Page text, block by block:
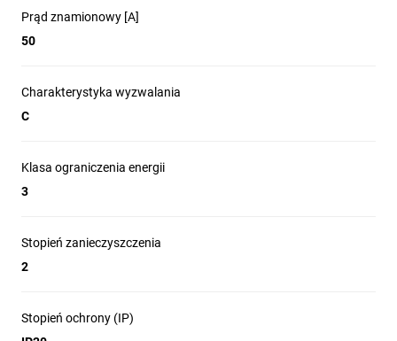
Prąd znamionowy [A]
50
Charakterystyka wyzwalania
C
Klasa ograniczenia energii
3
Stopień zanieczyszczenia
2
Stopień ochrony (IP)